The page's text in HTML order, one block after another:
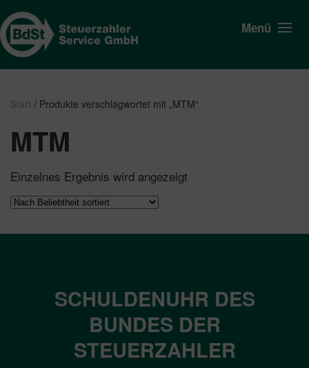
Menü
Start / Produkte verschlagwortet mit „MTM“
MTM
Einzelnes Ergebnis wird angezeigt
SCHULDENUHR DES
BUNDES DER
STEUERZAHLER